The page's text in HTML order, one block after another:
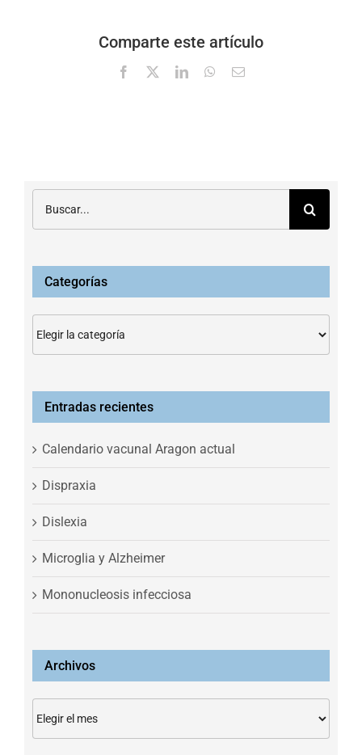
Comparte este artículo
Facebook LinkedInWhatsApp
Correo
Categorías
Entradas recientes
Calendario vacunal Aragon actual
Dispraxia
Dislexia
Microglia y Alzheimer
Mononucleosis infecciosa
Archivos